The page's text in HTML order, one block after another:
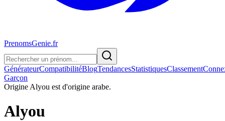
PrenomsGenie.fr
GénérateurCompatibilitéBlogTendancesStatistiquesClassement
Garçon
Origine Alyou est d'origine arabe.
Alyou